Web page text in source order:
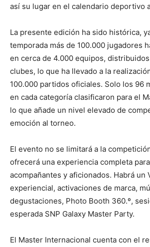
así su lugar en el calendario deportivo
La presente edición ha sido histórica,
temporada más de 100.000 jugadores
en cerca de 4.000 equipos,
clubes, lo que ha llevado a la
100.000 partidos oficiales. Solo los 96
en cada categoría clasificaron para el
lo que añade un nivel elevado de
emoción al torneo.
El evento no se limitará a la
ofrecerá una experiencia completa
acompañantes y aficionados. Habrá un
experiencial, activaciones de marca,
degustaciones, Photo Booth 360.º,
esperada SNP Galaxy Master Party.
El Master Internacional cuenta con el